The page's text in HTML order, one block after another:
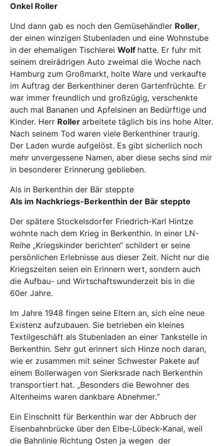
Onkel Roller
Und dann gab es noch den Gemüsehändler Roller,
der einen winzigen Stubenladen und eine Wohnstube
in der ehemaligen Tischlerei Wolf hatte. Er fuhr mit
seinem dreirädrigen Auto zweimal die Woche nach
Hamburg zum Großmarkt, holte Ware und verkaufte
im Auftrag der Berkenthiner deren Gartenfrüchte. Er
war immer freundlich und großzügig, verschenkte
auch mal Bananen und Apfelsinen an Bedürftige und
Kinder. Herr Roller arbeitete täglich bis ins hohe Alter.
Nach seinem Tod waren viele Berkenthiner traurig.
Der Laden wurde aufgelöst. Es gibt sicherlich noch
mehr unvergessene Namen, aber diese sechs sind mir
in besonderer Erinnerung geblieben.
Als in Berkenthin der Bär steppte
Als im Nachkriegs-Berkenthin der Bär steppte
Der spätere Stockelsdorfer Friedrich-Karl Hintze
wohnte nach dem Krieg in Berkenthin. In einer LN-
Reihe „Kriegskinder berichten“ schildert er seine
persönlichen Erlebnisse aus dieser Zeit. Nicht nur die
Kriegszeiten seien ein Erinnern wert, sondern auch
die Aufbau- und Wirtschaftswunderzeit bis in die
60er Jahre.
Im Jahre 1948 fingen seine Eltern an, sich eine neue
Existenz aufzubauen. Sie betrieben ein kleines
Textilgeschäft als Stubenladen an einer Tankstelle in
Berkenthin. Sehr gut erinnert sich Hinze noch daran,
wie er zusammen mit seiner Schwester Pakete auf
einem Bollerwagen von Sierksrade nach Berkenthin
transportiert hat. „Besonders die Bewohner des
Altenheims waren dankbare Abnehmer.“
Ein Einschnitt für Berkenthin war der Abbruch der
Eisenbahnbrücke über den Elbe-Lübeck-Kanal, weil
die Bahnlinie Richtung Osten ja wegen der